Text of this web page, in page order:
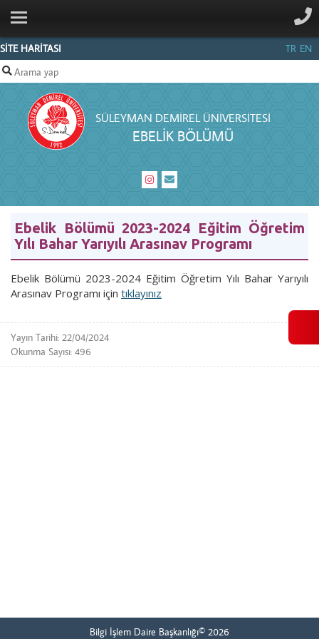
SİTE HARİTASI TR EN
SÜLEYMAN DEMIREL ÜNIVERSITESI
EBELIK BÖLÜMÜ
ANA SAYFA
KURUMSAL
LİSANS
LİSANSÜSTÜ
PERSONEL
Ebelik Bölümü 2023-2024 Eğitim Öğretim
Yılı Bahar Yarıyılı Arasınav Programı
Ebelik Bölümü 2023-2024 Eğitim Öğretim Yılı Bahar Yarıyılı
Arasınav Programı için tıklayınız
Yayın Tarihi: 22/04/2024
Okunma Sayısı: 496
Bilgi İşlem Daire Başkanlığı© 2026